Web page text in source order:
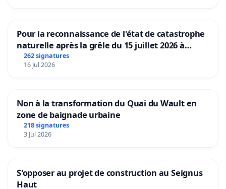
Pour la reconnaissance de l'état de catastrophe
naturelle après la grêle du 15 juillet 2026 à
Aubenas et ses alentours
262 signatures
16 Jul 2026
Non à la transformation du Quai du Wault en
zone de baignade urbaine
218 signatures
3 Jul 2026
S'opposer au projet de construction au Seignus
Haut